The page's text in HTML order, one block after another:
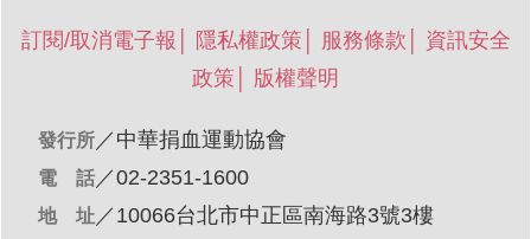
訂閱/取消電子報 隱私權政策 服務條款
資訊安全
政策
版權聲明
發行所 ／ 中華捐血運動協會
電 話 ／02-2351-1600
地 址 ／10066台北市中正區南海路3號3樓